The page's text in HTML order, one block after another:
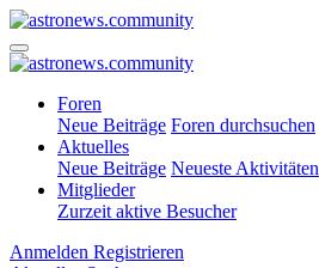
Foren
Neue Beiträge Foren durchsuchen
Aktuelles
Neue Beiträge Neueste Aktivitäten
Mitglieder
Zurzeit aktive Besucher
Anmelden Registrieren